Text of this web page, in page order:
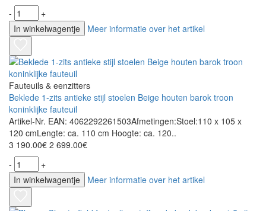
-
+
In winkelwagentje
Meer informatie over het artikel
Fauteuils & eenzitters
Beklede 1-zits antieke stijl stoelen Beige houten barok troon
koninklijke fauteuil
Artikel-Nr. EAN: 4062292261503Afmetingen:Stoel:110 x 105 x
120 cmLengte: ca. 110 cm Hoogte: ca. 120..
3 190.00€ 2 699.00€
-
+
In winkelwagentje
Meer informatie over het artikel